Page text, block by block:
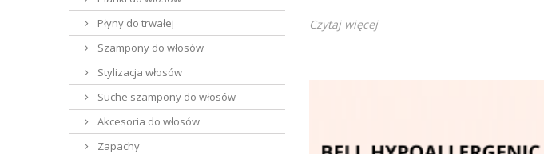
Płyny do trwałej
Szampony do włosów
Stylizacja włosów
Suche szampony do włosów
Akcesoria do włosów
Zapachy
Czytaj więcej